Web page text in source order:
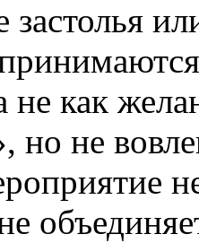
застолья
как
но не